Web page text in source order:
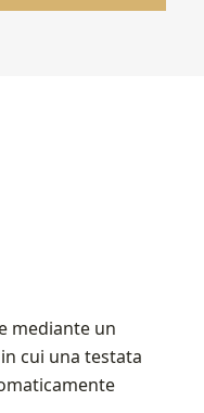
mediante un
cui una testata